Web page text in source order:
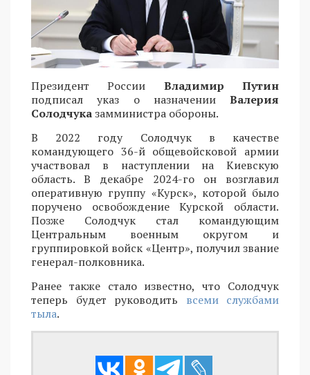
Президент России Владимир Путин
подписал указ о назначенииВалерия
Солодчуказамминистра обороны.
В 2022 году Солодчук в качестве
командующего 36-й общевойсковой армии
участвовал в наступлении на Киевскую
область. В декабре 2024-го он возглавил
оперативную группу «Курск», которой было
поручено освобождение Курской области.
Позже Солодчук стал командующим
Центральным военным округом и
группировкой войск «Центр», получил звание
генерал-полковника.
Ранее также стало известно, что Солодчук
теперь будет руководить всеми службами
тыла.